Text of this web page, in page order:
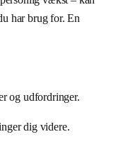
har brug for. En
og udfordringer.
dig videre.